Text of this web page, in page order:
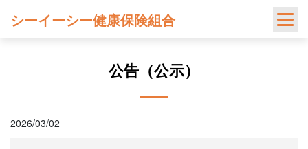
シーイーシー健康保険組合
公告（公示）
2026/03/02